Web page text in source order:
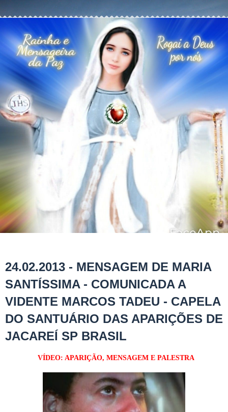
24.02.2013 - MENSAGEM DE MARIA
SANTÍSSIMA - COMUNICADA A
VIDENTE MARCOS TADEU - CAPELA
DO SANTUÁRIO DAS APARIÇÕES DE
JACAREÍ SP BRASIL
VÍDEO: APARIÇÃO, MENSAGEM E PALESTRA